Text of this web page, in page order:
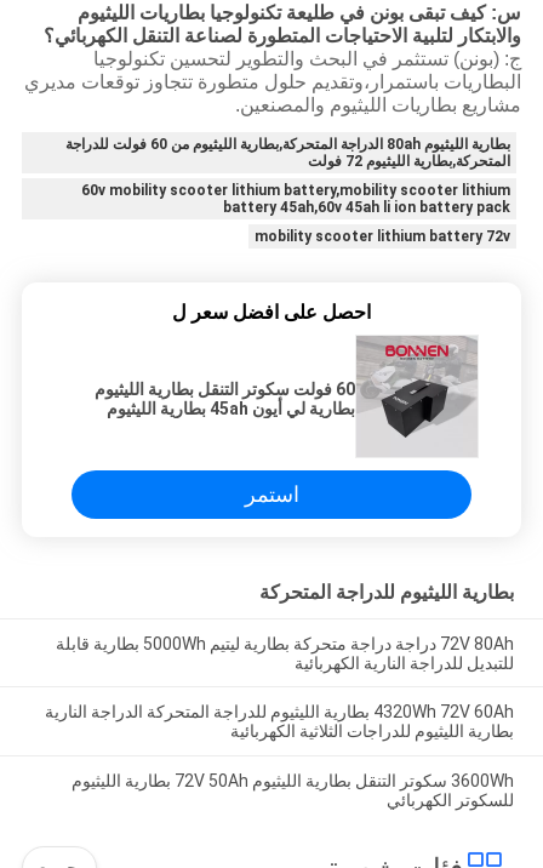
س: كيف تبقى بونن في طليعة تكنولوجيا بطاريات الليثيوم
والابتكار لتلبية الاحتياجات المتطورة لصناعة التنقل الكهربائي؟
ج: (بونن) تستثمر في البحث والتطوير لتحسين تكنولوجيا
البطاريات باستمرار،وتقديم حلول متطورة تتجاوز توقعات مديري
مشاريع بطاريات الليثيوم والمصنعين.
بطارية الليثيوم 80ah الدراجة المتحركة,بطارية الليثيوم من 60 فولت للدراجة
المتحركة,بطارية الليثيوم 72 فولت
60v mobility scooter lithium battery,mobility scooter lithium
battery 45ah,60v 45ah li ion battery pack
mobility scooter lithium battery 72v
احصل على افضل سعر ل
60 فولت سكوتر التنقل بطارية الليثيوم
بطارية لي أيون 45ah بطارية الليثيوم
استمر
بطارية الليثيوم للدراجة المتحركة
72V 80Ah دراجة دراجة متحركة بطارية ليتيم 5000Wh بطارية قابلة
للتبديل للدراجة النارية الكهربائية
4320Wh 72V 60Ah بطارية الليثيوم للدراجة المتحركة الدراجة النارية
بطارية الليثيوم للدراجات الثلاثية الكهربائية
3600Wh سكوتر التنقل بطارية الليثيوم 72V 50Ah بطارية الليثيوم
للسكوتر الكهربائي